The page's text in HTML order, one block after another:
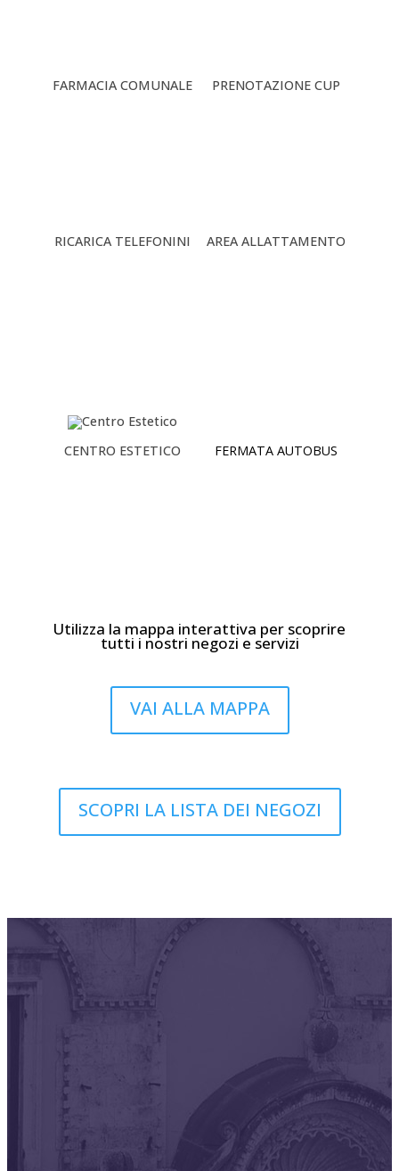
FARMACIA COMUNALE PRENOTAZIONE CUP
RICARICA TELEFONINI AREA ALLATTAMENTO
CENTRO ESTETICO FERMATA AUTOBUS
Utilizza la mappa interattiva per scoprire
tutti i nostri negozi e servizi
VAI ALLA MAPPA
SCOPRI LA LISTA DEI NEGOZI